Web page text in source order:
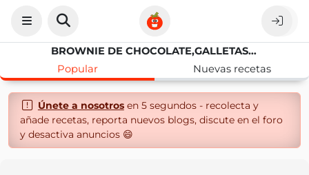
BROWNIE DE CHOCOLATE,GALLETAS MARIA Y LACASITOS
Popular
Nuevas recetas
Únete a nosotrosen 5 segundos - recolecta y
añade recetas, reporta nuevos blogs, discute en el foro
y desactiva anuncios 😄